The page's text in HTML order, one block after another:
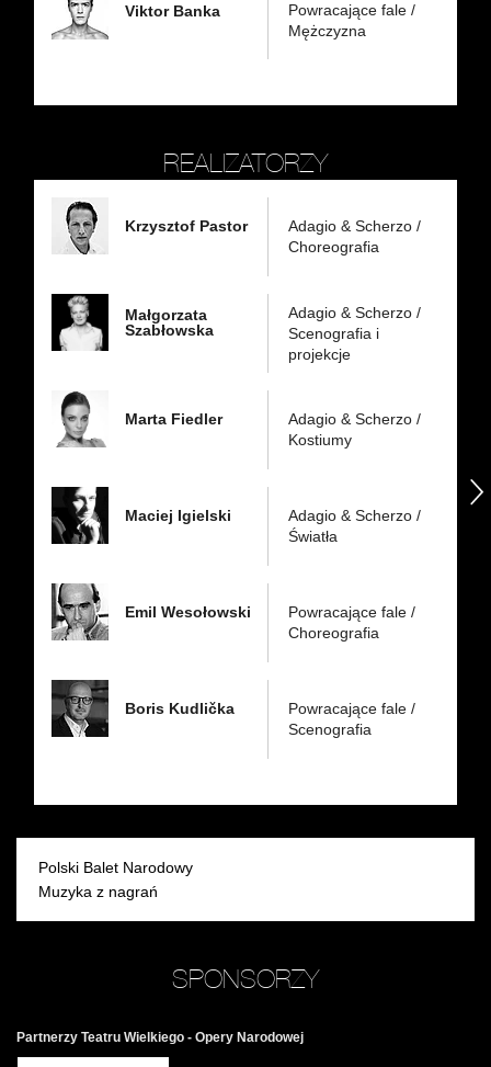
Viktor Banka
Powracające fale /
Mężczyzna
REALIZATORZY
Krzysztof Pastor
Adagio & Scherzo /
Choreografia
Małgorzata
Szabłowska
Adagio & Scherzo /
Scenografia i
projekcje
Marta Fiedler
Adagio & Scherzo /
Kostiumy
Maciej Igielski
Adagio & Scherzo /
Światła
Emil Wesołowski
Powracające fale /
Choreografia
Boris Kudlička
Powracające fale /
Scenografia
Polski Balet Narodowy
Muzyka z nagrań
SPONSORZY
Partnerzy Teatru Wielkiego - Opery Narodowej